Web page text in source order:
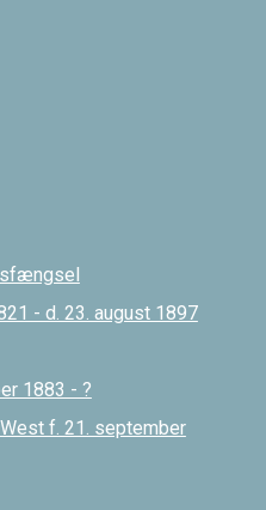
- d. 23. august 1897
1883 - ?
f. 21. september